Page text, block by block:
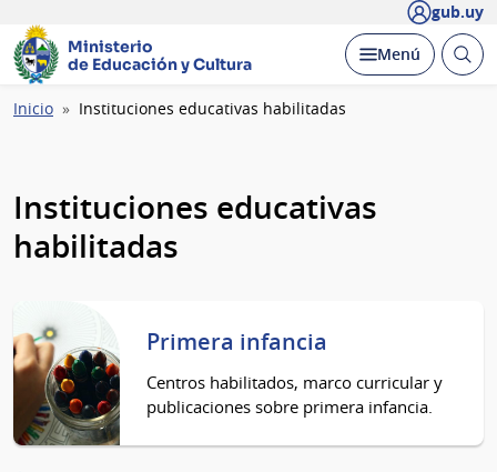
gub.uy
Ministerio
de Educación y Cultura
Desplegar
Menú Abrir
Ruta
Inicio Instituciones educativas habilitadas
Instituciones educativas
habilitadas
Primera infancia
Centros habilitados, marco curricular y
publicaciones sobre primera infancia.